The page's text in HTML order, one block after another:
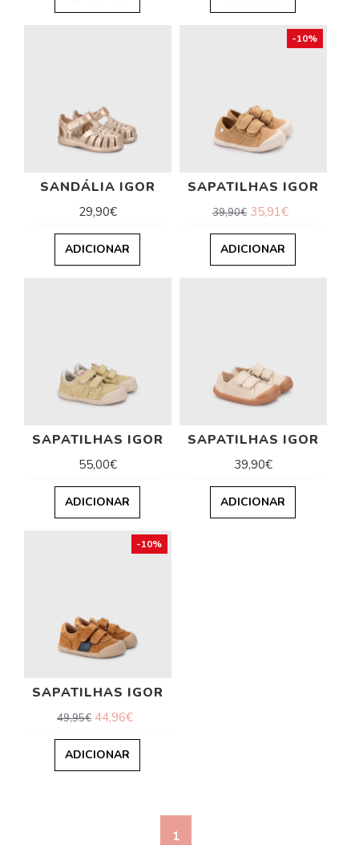
SANDÁLIA IGOR
29,90€
ADICIONAR
-10%
SAPATILHAS IGOR
39,90€ 35,91€
ADICIONAR
SAPATILHAS IGOR
55,00€
ADICIONAR
SAPATILHAS IGOR
39,90€
ADICIONAR
-10%
SAPATILHAS IGOR
49,95€ 44,96€
ADICIONAR
1